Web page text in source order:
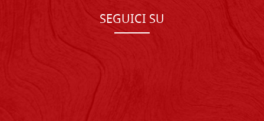
SEGUICI SU